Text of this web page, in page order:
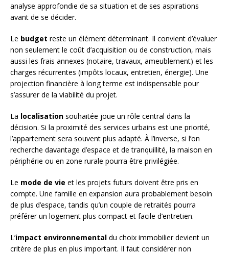
analyse approfondie de sa situation et de ses aspirations
avant de se décider.
Le budget reste un élément déterminant. Il convient d’évaluer
non seulement le coût d’acquisition ou de construction, mais
aussi les frais annexes (notaire, travaux, ameublement) et les
charges récurrentes (impôts locaux, entretien, énergie). Une
projection financière à long terme est indispensable pour
s’assurer de la viabilité du projet.
La localisation souhaitée joue un rôle central dans la
décision. Si la proximité des services urbains est une priorité,
l’appartement sera souvent plus adapté. À l’inverse, si l’on
recherche davantage d’espace et de tranquillité, la maison en
périphérie ou en zone rurale pourra être privilégiée.
Le mode de vie et les projets futurs doivent être pris en
compte. Une famille en expansion aura probablement besoin
de plus d’espace, tandis qu’un couple de retraités pourra
préférer un logement plus compact et facile d’entretien.
L’impact environnemental du choix immobilier devient un
critère de plus en plus important. Il faut considérer non